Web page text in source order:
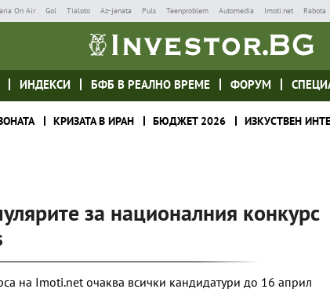
On Air Gol Tialoto Az-jenata Puls Teenproblem Automedia Imoti.net Rabota
ИНДЕКСИ БФБ В РЕАЛНО ВРЕМЕ ФОРУМ
КРИЗАТА В ИРАН БЮДЖЕТ 2026 ИЗКУСТВЕН
за националния конкурс
на Imoti.net очаква всички кандидатури до 16 април